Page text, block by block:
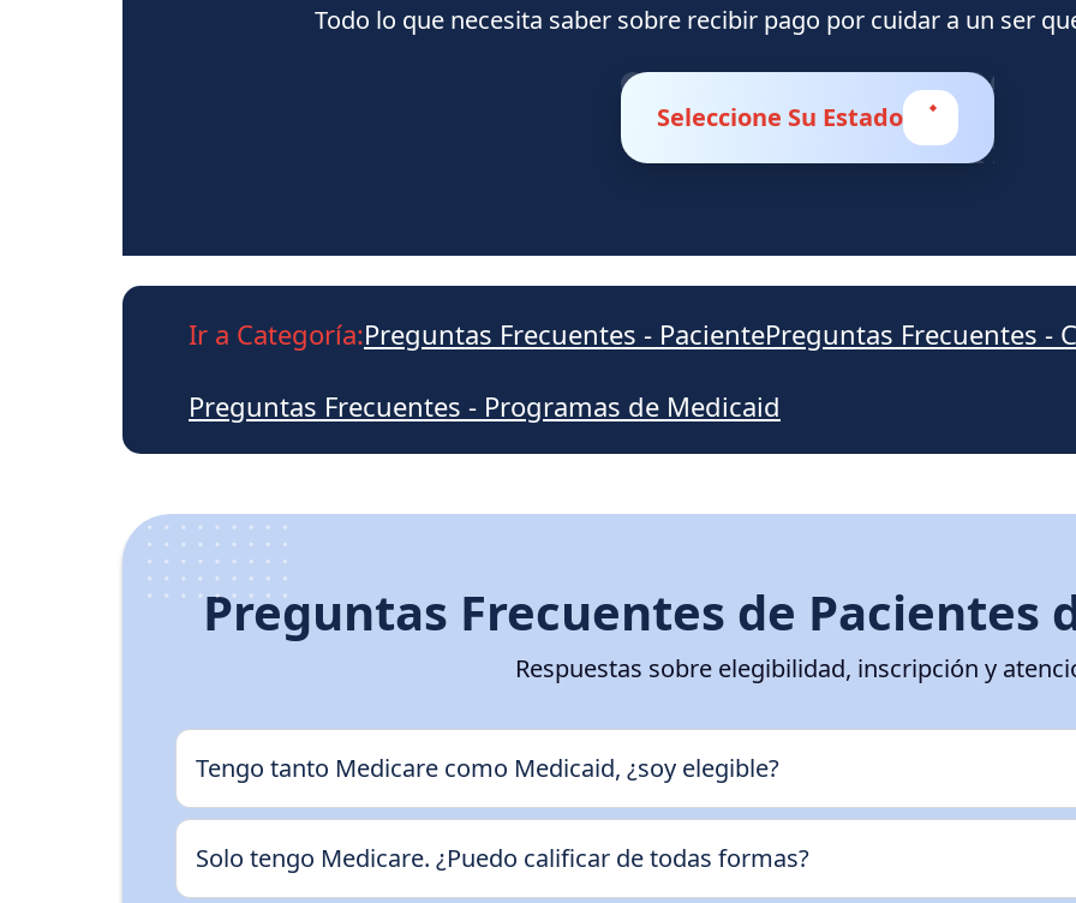
Todo lo que necesita saber sobre recibir pago por cuidar a un ser
Seleccione Su Estado
Ir a Categoría:Preguntas Frecuentes - PacientePreguntas Frecuentes -
Preguntas Frecuentes - Programas de Medicaid
Preguntas Frecuentes de Pacientes
Respuestas sobre elegibilidad, inscripción y
Tengo tanto Medicare como Medicaid, ¿soy elegible?
Solo tengo Medicare. ¿Puedo calificar de todas formas?